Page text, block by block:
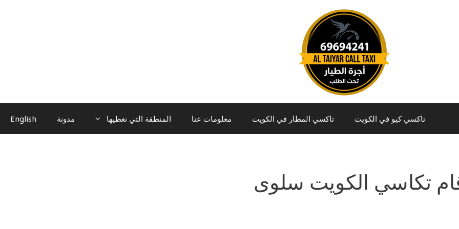
تاكسي كيو في الكويت تاكسي المطار في الكويت معلومات عنا المنطقة التي نغطيها مدونة English
تكاسي الكويت سلوى